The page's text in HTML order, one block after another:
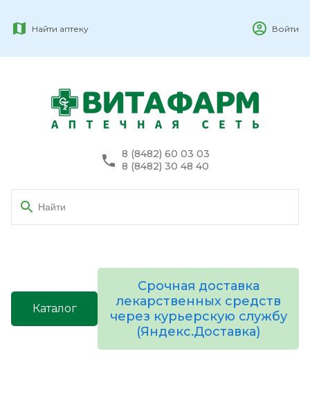
Найти аптеку Войти
8 (8482) 60 03 03
8 (8482) 30 48 40
Каталог
Срочная доставка
лекарственных средств
через курьерскую службу
(Яндекс.Доставка)